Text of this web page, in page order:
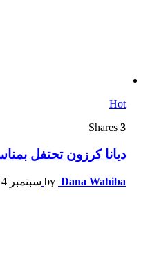
Hot
3
ديانا كرزون تحتفل
by Dana Wahiba سبتمبر 14, 2023, 2:39 م